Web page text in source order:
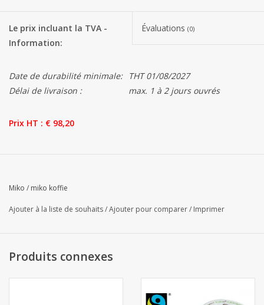
Bonbons de carnaval
Marques
Le prix incluant la TVA -
Information:
Évaluations (0)
Date de durabilité minimale:
THT 01/08/2027
Délai de livraison :
max. 1 à 2 jours ouvrés
Prix HT : € 98,20
Miko / miko koffie
Ajouter à la liste de souhaits/Ajouter pour comparer/ Imprimer
Produits connexes